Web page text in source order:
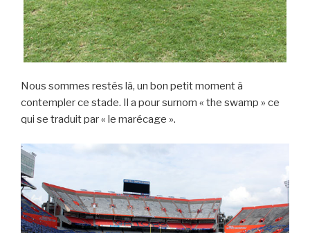
Nous sommes restés là, un bon petit moment à
contempler ce stade. Il a pour surnom « the swamp » ce
qui se traduit par « le marécage ».